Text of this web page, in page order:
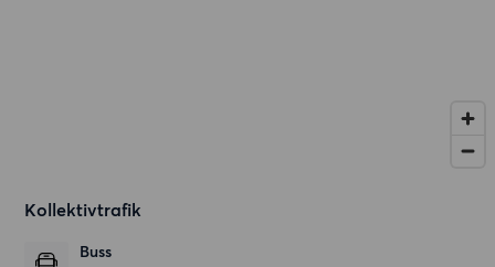
Kollektivtrafik
Buss